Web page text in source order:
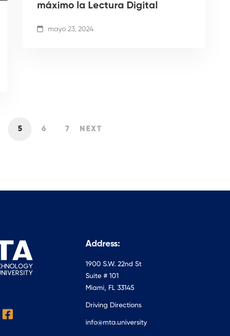
máximo la Lectura Digital
mayo 23, 2024
5 6 7 NEXT
Address:
1900 S.W. 22nd St
Suite # 101
Miami, FL 33145
Driving Directions
info@mta.university